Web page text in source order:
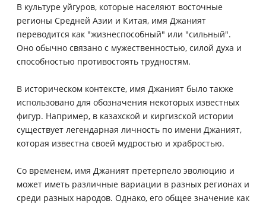
В культуре уйгуров, которые населяют восточные
регионы Средней Азии и Китая, имя Джаният
переводится как "жизнеспособный" или "сильный".
Оно обычно связано с мужественностью, силой духа и
способностью противостоять трудностям.
В историческом контексте, имя Джаният было также
использовано для обозначения некоторых известных
фигур. Например, в казахской и киргизской истории
существует легендарная личность по имени Джаният,
которая известна своей мудростью и храбростью.
Со временем, имя Джаният претерпело эволюцию и
может иметь различные вариации в разных регионах и
среди разных народов. Однако, его общее значение как